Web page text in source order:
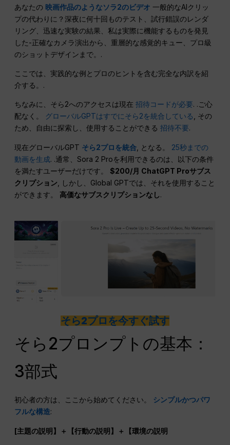
あなたの 映画作品のようなソラ2のビデオ 一般的なAIクリッ
プの代わりに？深夜に何十回ものテスト、試行錯誤のレンダ
リング、迅速な実験の結果、私は実際に機能するものを発見
した-正確なカメラ演出から、重層的な感覚的キュー、プロ級
のショットデザインまで。.
ここでは、実践的な例とプロのヒントを含む完全な内訳を紹
介する。.
ちなみに、そら2へのアクセスは現在招待コードが必要. .ご心
配なく。 グローバルGPTはすでにそら2を統合している, その
ため、自由に探索し、使用することができる招待不要.
現在グローバルGPT そら2プロを統合 , となる。 25秒までの
動画を生成. .通常、Sora 2 Proを利用できるのは、以下の条件
を満たすユーザーだけです。$200/月 ChatGPT Proサブス
クリプション , しかし、Global GPTでは、それを使用すること
ができます。高価なサブスクリプションなし.
そら2プロを今すぐ試す
そら2プロンプトの基本：
3部式
初心者の方は、ここから始めてください。 シンプルかつパワ
フルな構造:
[主題の説明】＋【行動の説明】＋【環境の説明